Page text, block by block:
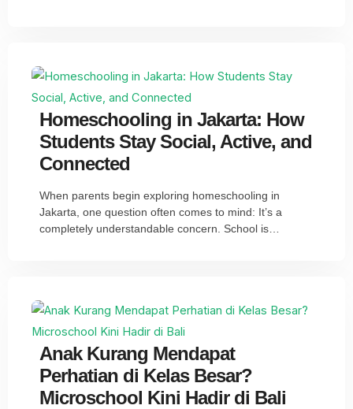
Homeschooling in Jakarta: How
Students Stay Social, Active, and
Connected
When parents begin exploring homeschooling in
Jakarta, one question often comes to mind: It’s a
completely understandable concern. School is…
Anak Kurang Mendapat
Perhatian di Kelas Besar?
Microschool Kini Hadir di Bali